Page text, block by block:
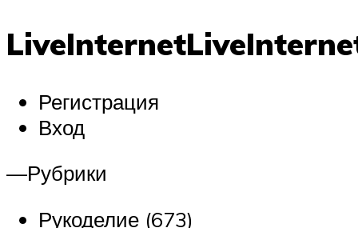
Регистрация
Вход
—Рубрики
Рукоделие (673)